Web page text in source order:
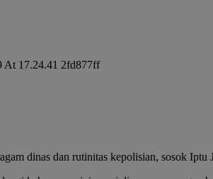
dinas dan rutinitas kepolisian, sosok Iptu